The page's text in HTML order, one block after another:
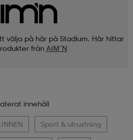
välja på här på Stadium. Här hittar
från AIM´N
innehåll
Sport & utrustning